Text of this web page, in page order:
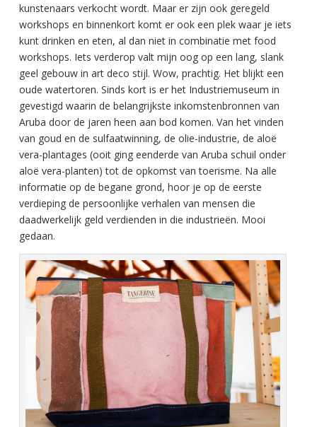
kunstenaars verkocht wordt. Maar er zijn ook geregeld
workshops en binnenkort komt er ook een plek waar je iets
kunt drinken en eten, al dan niet in combinatie met food
workshops. Iets verderop valt mijn oog op een lang, slank
geel gebouw in art deco stijl. Wow, prachtig. Het blijkt een
oude watertoren. Sinds kort is er het Industriemuseum in
gevestigd waarin de belangrijkste inkomstenbronnen van
Aruba door de jaren heen aan bod komen. Van het vinden
van goud en de sulfaatwinning, de olie-industrie, de aloë
vera-plantages (ooit ging eenderde van Aruba schuil onder
aloë vera-planten) tot de opkomst van toerisme. Na alle
informatie op de begane grond, hoor je op de eerste
verdieping de persoonlijke verhalen van mensen die
daadwerkelijk geld verdienden in die industrieën. Mooi
gedaan.